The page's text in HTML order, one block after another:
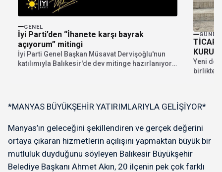
GENEL
İyi Parti’den “İhanete karşı bayrak
açıyorum” mitingi
İyi Parti Genel Başkan Müsavat Dervişoğlu'nun
katılımıyla Balıkesir'de dev mitinge hazırlanıyor.
Yeni
birlikte
*MANYAS BÜYÜKŞEHİR YATIRIMLARIYLA GELİŞİYOR*
Manyas’ın geleceğini şekillendiren ve gerçek değerini
ortaya çıkaran hizmetlerin açılışını yapmaktan büyük bir
mutluluk duyduğunu söyleyen Balıkesir Büyükşehir
Belediye Başkanı Ahmet Akın, 20 ilçenin pek çok farklı